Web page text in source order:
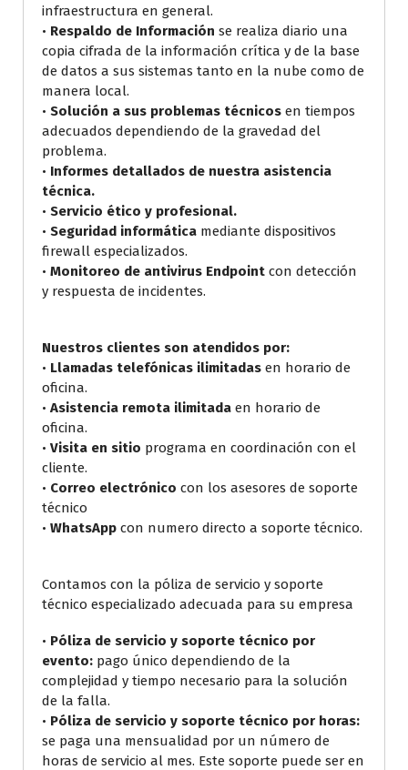
infraestructura en general.
• Respaldo de Información se realiza diario una
copia cifrada de la información crítica y de la base
de datos a sus sistemas tanto en la nube como de
manera local.
• Solución a sus problemas técnicos en tiempos
adecuados dependiendo de la gravedad del
problema.
• Informes detallados de nuestra asistencia
técnica.
• Servicio ético y profesional.
• Seguridad informática mediante dispositivos
firewall especializados.
• Monitoreo de antivirus Endpoint con detección
y respuesta de incidentes.
Nuestros clientes son atendidos por:
• Llamadas telefónicas ilimitadas en horario de
oficina.
• Asistencia remota ilimitada en horario de
oficina.
• Visita en sitio programa en coordinación con el
cliente.
• Correo electrónico con los asesores de soporte
técnico
• WhatsApp con numero directo a soporte técnico.
Contamos con la póliza de servicio y soporte
técnico especializado adecuada para su empresa
• Póliza de servicio y soporte técnico por
evento: pago único dependiendo de la
complejidad y tiempo necesario para la solución
de la falla.
• Póliza de servicio y soporte técnico por horas:
se paga una mensualidad por un número de
horas de servicio al mes. Este soporte puede ser en